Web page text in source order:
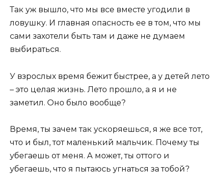
Так уж вышло, что мы все вместе угодили в
ловушку. И главная опасность ее в том, что мы
сами захотели быть там и даже не думаем
выбираться.
У взрослых время бежит быстрее, а у детей лето
– это целая жизнь. Лето прошло, а я и не
заметил. Оно было вообще?
Время, ты зачем так ускоряешься, я же все тот,
что и был, тот маленький мальчик. Почему ты
убегаешь от меня. А может, ты оттого и
убегаешь, что я пытаюсь угнаться за тобой?